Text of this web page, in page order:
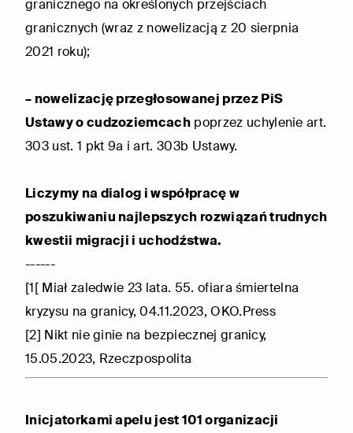
granicznego na określonych przejściach
granicznych (wraz z nowelizacją z 20 sierpnia
2021 roku);
– nowelizację przegłosowanej przez PiS
Ustawy o cudzoziemcach poprzez uchylenie art.
303 ust. 1 pkt 9a i art. 303b Ustawy.
Liczymy na dialog i współpracę w
poszukiwaniu najlepszych rozwiązań trudnych
kwestii migracji i uchodźstwa.
------
[1[ Miał zaledwie 23 lata. 55. ofiara śmiertelna
kryzysu na granicy, 04.11.2023, OKO.Press
[2] Nikt nie ginie na bezpiecznej granicy,
15.05.2023, Rzeczpospolita
Inicjatorkami apelu jest 101 organizacji